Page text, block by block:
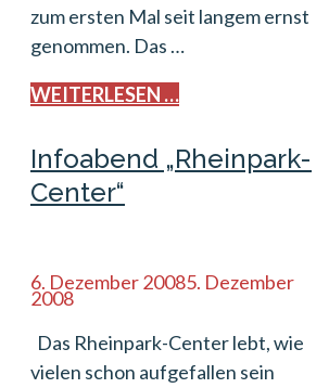
zum ersten Mal seit langem ernst
genommen. Das …
WEITERLESEN …
Infoabend „Rheinpark-
Center“
6. Dezember 20085. Dezember
2008
Das Rheinpark-Center lebt, wie
vielen schon aufgefallen sein